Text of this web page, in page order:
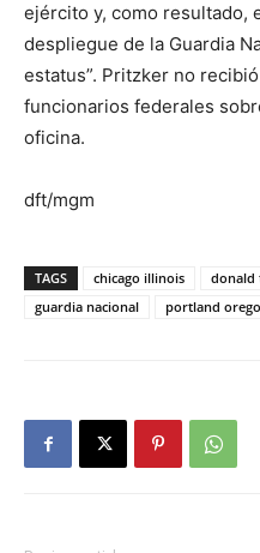
ejército y, como resultado,
despliegue de la Guardia
estatus”. Pritzker no
funcionarios federales
oficina.
dft/mgm
TAGS chicago illinois donald
guardia nacional
portland